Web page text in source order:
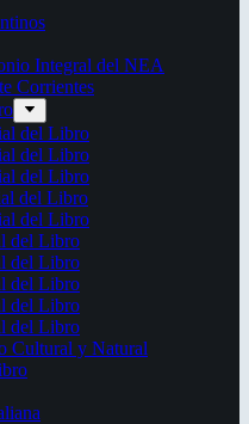
Integral del NEA
Corrientes
del Libro
del Libro
del Libro
del Libro
del Libro
del Libro
del Libro
del Libro
del Libro
del Libro
Cultural y Natural